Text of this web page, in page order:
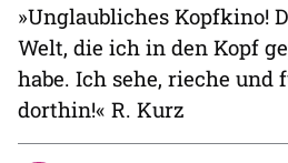
»Unglaubliches Kopfkino!
Welt, die ich in den Kopf
habe. Ich sehe, rieche
dorthin!« R. Kurz